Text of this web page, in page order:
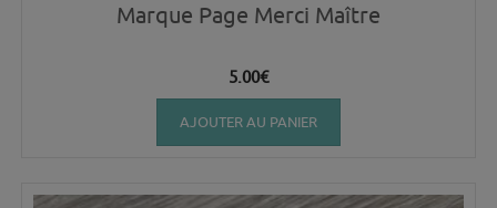
Marque Page Merci Maître
5.00€
AJOUTER AU PANIER